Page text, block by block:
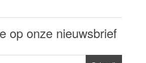
op onze nieuwsbrief